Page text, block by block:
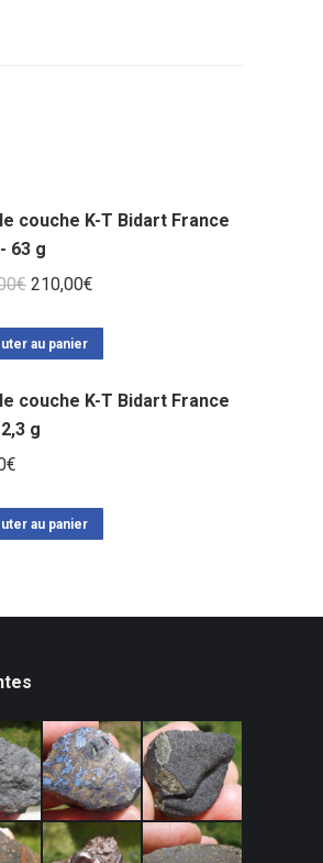
couche K-T Bidart France
63 g
€ Le
initial
250,00€.
210,00€
210,00€.
au panier
couche K-T Bidart France
g
€
au panier